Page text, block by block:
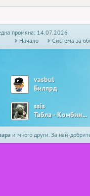
промяна: 14.07.2026
Начало
Системa за
vasbul
Билярд
ssis
Табла - Комбинирана
и много други. За най-